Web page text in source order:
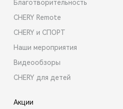
Благотворительность
CHERY Remote
CHERY и СПОРТ
Наши мероприятия
Видеообзоры
CHERY для детей
Акции